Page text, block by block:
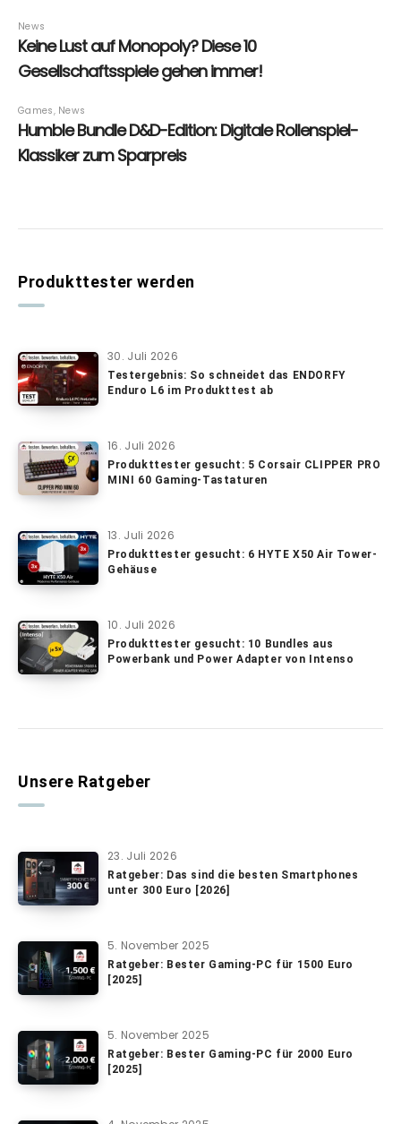
Produkttester werden
30. Juli 2026
Testergebnis: So schneidet das ENDORFY
Enduro L6 im Produkttest ab
16. Juli 2026
Produkttester gesucht: 5 Corsair CLIPPER PRO
MINI 60 Gaming-Tastaturen
13. Juli 2026
Produkttester gesucht: 6 HYTE X50 Air Tower-
Gehäuse
10. Juli 2026
Produkttester gesucht: 10 Bundles aus
Powerbank und Power Adapter von Intenso
Unsere Ratgeber
23. Juli 2026
Ratgeber: Das sind die besten Smartphones
unter 300 Euro [2026]
5. November 2025
Ratgeber: Bester Gaming-PC für 1500 Euro
[2025]
5. November 2025
Ratgeber: Bester Gaming-PC für 2000 Euro
[2025]